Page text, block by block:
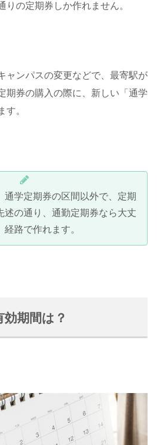
りの定期券しか作れません。
ャンパスの変更などで、最寄駅が
期券の購入の際に、新しい「通学
す。
通学定期券の区間以外で、定期
述の通り、通勤定期券なら大丈
路で作れます。
期間は？